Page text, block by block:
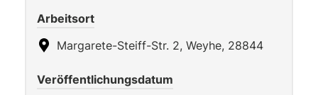
Arbeitsort
Margarete-Steiff-Str. 2, Weyhe, 28844
Veröffentlichungsdatum